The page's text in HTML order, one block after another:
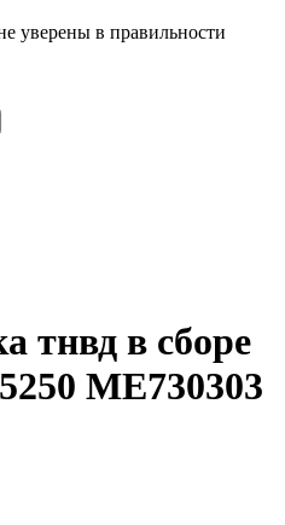
уверены в правильности
тнвд в сборе
ME730303